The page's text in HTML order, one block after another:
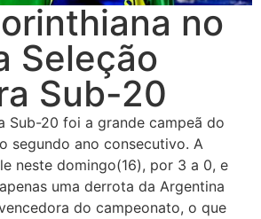
no
Seleção
Sub-20
Sub-20 foi a grande campeã do
segundo ano consecutivo. A
neste domingo(16), por 3 a 0, e
uma derrota da Argentina
do campeonato, o que